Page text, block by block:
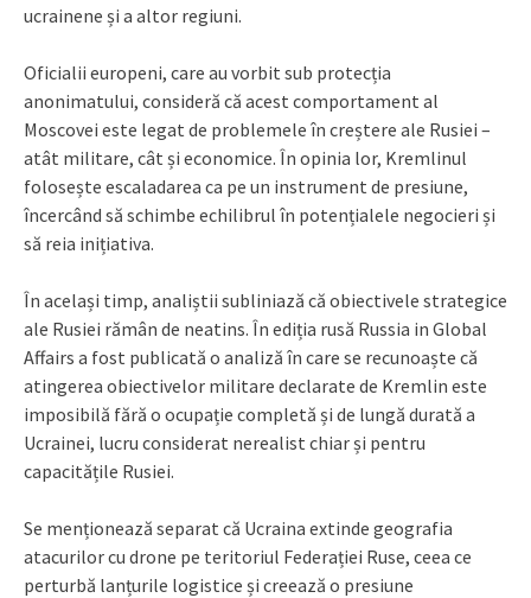
ucrainene și a altor regiuni.
Oficialii europeni, care au vorbit sub protecția
anonimatului, consideră că acest comportament al
Moscovei este legat de problemele în creștere ale Rusiei –
atât militare, cât și economice. În opinia lor, Kremlinul
folosește escaladarea ca pe un instrument de presiune,
încercând să schimbe echilibrul în potențialele negocieri și
să reia inițiativa.
În același timp, analiștii subliniază că obiectivele strategice
ale Rusiei rămân de neatins. În ediția rusă Russia in Global
Affairs a fost publicată o analiză în care se recunoaște că
atingerea obiectivelor militare declarate de Kremlin este
imposibilă fără o ocupație completă și de lungă durată a
Ucrainei, lucru considerat nerealist chiar și pentru
capacitățile Rusiei.
Se menționează separat că Ucraina extinde geografia
atacurilor cu drone pe teritoriul Federației Ruse, ceea ce
perturbă lanțurile logistice și creează o presiune